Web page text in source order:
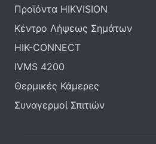
Προϊόντα HIKVISION
Κέντρο Λήψεως Σημάτων
HIK-CONNECT
IVMS 4200
Θερμικές Κάμερες
Συναγερμοί Σπιτιών